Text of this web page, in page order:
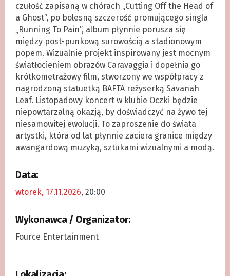
czułość zapisaną w chórach „Cutting Off the Head of
a Ghost”, po bolesną szczerość promującego singla
„Running To Pain”, album płynnie porusza się
między post-punkową surowością a stadionowym
popem. Wizualnie projekt inspirowany jest mocnym
światłocieniem obrazów Caravaggia i dopełnia go
krótkometrażowy film, stworzony we współpracy z
nagrodzoną statuetką BAFTA reżyserką Savanah
Leaf. Listopadowy koncert w klubie Oczki będzie
niepowtarzalną okazją, by doświadczyć na żywo tej
niesamowitej ewolucji. To zaproszenie do świata
artystki, która od lat płynnie zaciera granice między
awangardową muzyką, sztukami wizualnymi a modą.
Data:
wtorek, 17.11.2026, 20:00
Wykonawca / Organizator:
Fource Entertainment